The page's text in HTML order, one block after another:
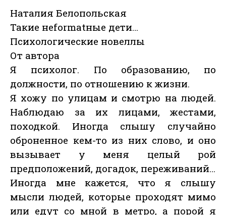
Наталия Белопольская
Такие неformatные дети…
Психологические новеллы
От автора
Я психолог. По образованию, по
должности, по отношению к жизни.
Я хожу по улицам и смотрю на людей.
Наблюдаю за их лицами, жестами,
походкой. Иногда слышу случайно
оброненное кем-то из них слово, и оно
вызывает у меня целый рой
предположений, догадок, переживаний…
Иногда мне кажется, что я слышу
мысли людей, которые проходят мимо
или едут со мной в метро, а порой я